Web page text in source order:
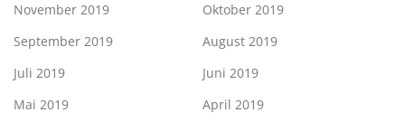
November 2019
Oktober 2019
September 2019
August 2019
Juli 2019
Juni 2019
Mai 2019
April 2019